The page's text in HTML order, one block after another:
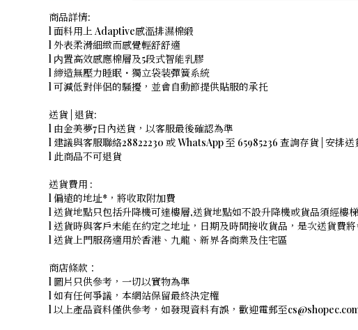
商品詳情:
l 面料用上 Adaptive感溫排濕棉緞
l 外表柔滑細緻而感覺輕舒舒適
l 内置高效感應棉層及5段式智能乳膠
l 締造無壓力睡眠・獨立袋装彈簧系統
l 可減低對伴侶的騷擾，並會自動節提供貼服的承托
送貨 | 退貨:
l 由金美夢7日內送貨，以客服最後確認為準
l 建議與客服聯絡28822230 或 WhatsApp 至 65985236 查詢存貨 | 安排送
l 此商品不可退貨
送貨費用 :
l 偏遠的地址*，將收取附加費
l 送貨地點只包括升降機可達樓層,送貨地點如不設升降機或貨品須經樓
l 送貨時與客戶未能在約定之地址，日期及時間接收貨品，是次送貨費
l 送貨上門服務適用於香港、九龍、新界各商業及住宅區
商店條款：
l 圖片只供參考，一切以實物為準
l 如有任何爭議，本網站保留最終決定權
l 以上產品資料僅供參考，如發現資料有誤，歡迎電郵至